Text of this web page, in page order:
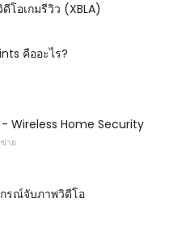
โอเกมรีวิว (XBLA)
คืออะไร?
- Wireless Home Security
าย
รณ์จับภาพวิดีโอ